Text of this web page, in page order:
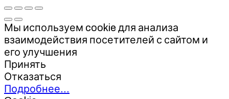
Мы используем cookie для анализа
взаимодействия посетителей с сайтом и
его улучшения
Принять
Отказаться
Подробнее…